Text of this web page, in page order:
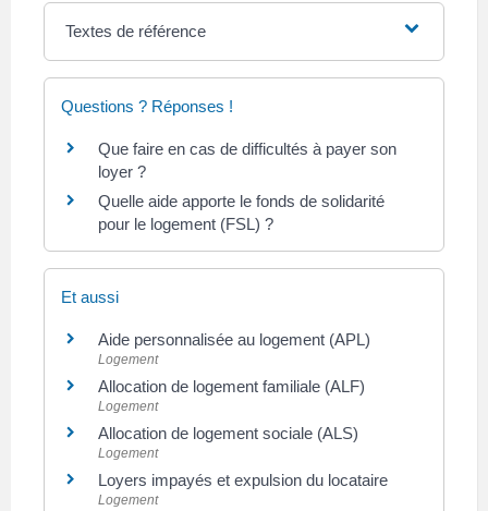
Textes de référence
Questions ? Réponses !
Que faire en cas de difficultés à payer son
loyer ?
Quelle aide apporte le fonds de solidarité
pour le logement (FSL) ?
Et aussi
Aide personnalisée au logement (APL)
Logement
Allocation de logement familiale (ALF)
Logement
Allocation de logement sociale (ALS)
Logement
Loyers impayés et expulsion du locataire
Logement